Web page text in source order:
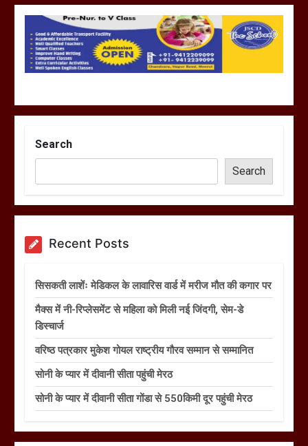
Search
Search
Recent Posts
सिसकती लाशेंः मेडिकल के लावारिस वार्ड में मरीज मौत की कगार पर
मैक्स में नी-रिप्लेसमेंट से महिला को मिली नई जिंदगी, सेम-डे
डिस्चार्ज
वरिष्ठ पत्रकार मुकेश गोयल राष्ट्रीय गौरव सम्मान से सम्मानित
सोनी के प्यार में दीवानी सीता पहुंची मेरठ
सोनी के प्यार में दीवानी सीता गोंडा से 550किमी दूर पहुंची मेरठ